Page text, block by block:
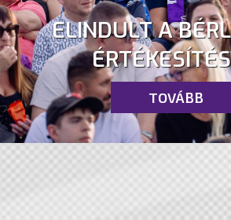
ELINDULT A
TOVÁBB